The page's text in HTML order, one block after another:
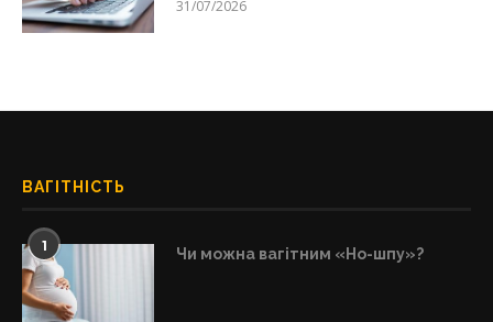
31/07/2026
ВАГІТНІСТЬ
1 Чи можна вагітним «Но-шпу»?